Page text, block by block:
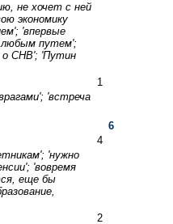
не хочет с ней
экономику
'впервые
любым путем';
о СНВ'; 'Путин
1
'встреча
6
4
'нужно
'вовремя
еще бы
2